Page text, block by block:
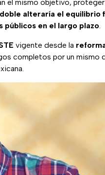
el mismo objetivo, proteger
alteraría el equilibrio
en el largo plazo.
vigente desde la
completos por un mismo